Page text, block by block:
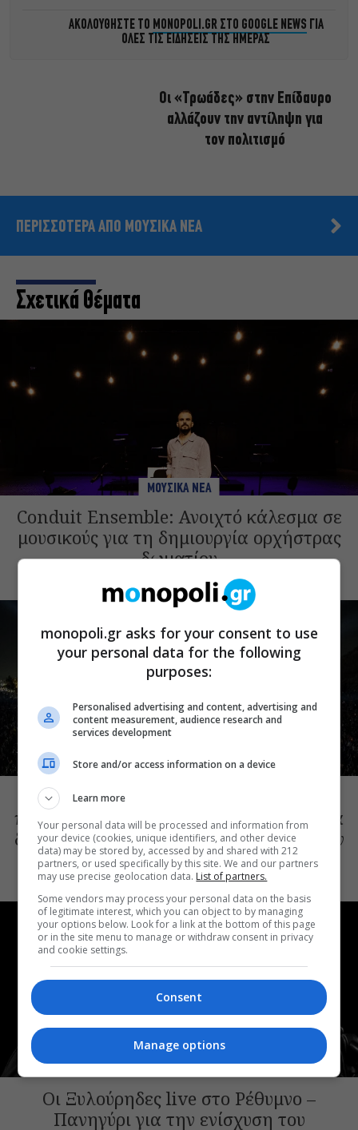
ΑΚΟΛΟΥΘΗΣΤΕ ΤΟ MONOPOLI.GR ΣΤΟ GOOGLE NEWS ΓΙΑ
ΟΛΕΣ ΤΙΣ ΕΙΔΗΣΕΙΣ ΤΗΣ ΗΜΕΡΑΣ
Οι «Τρωάδες» στην Επίδαυρο
αλλάζουν την αντίληψη για
τον πολιτισμό
ΠΕΡΙΣΣΟΤΕΡΑ ΑΠΟ ΜΟΥΣΙΚΑ ΝΕΑ
Σχετικά Θέματα
ΜΟΥΣΙΚΑ ΝΕΑ
Conduit Ensemble: Ανοιχτό κάλεσμα σε
μουσικούς για τη δημιουργία ορχήστρας
δωματίου
ΘΕΑΤΡΙΚΑ ΝΕΑ
Συναυλίες, αρχαίο δράμα, κορυφαίες
παραστάσεις με θέα την Αθήνα: Όσα θα
δούμε στο Θέατρο Λυκαβηττού μέχρι τον
Οκτώβριο
Οι Ξυλούρηδες live στο Ρέθυμνο –
Πανηγύρι για την ενίσχυση του
monopoli.gr asks for your consent to use
your personal data for the following
purposes:
Personalised advertising and content, advertising and
content measurement, audience research and
services development
Store and/or access information on a device
Learn more
Your personal data will be processed and information from
your device (cookies, unique identifiers, and other device
data) may be stored by, accessed by and shared with 212
partners, or used specifically by this site. We and our partners
may use precise geolocation data. List of partners.
Some vendors may process your personal data on the basis
of legitimate interest, which you can object to by managing
your options below. Look for a link at the bottom of this page
or in the site menu to manage or withdraw consent in privacy
and cookie settings.
Consent
Manage options